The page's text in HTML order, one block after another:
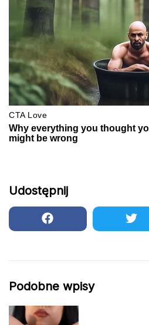
Udostępnij
Podobne wpisy